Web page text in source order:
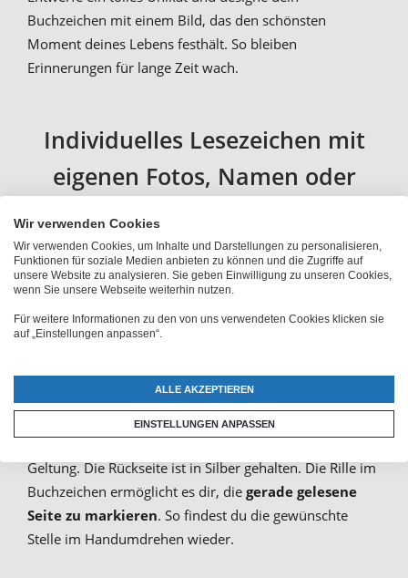
Buchzeichen mit einem Bild, das den schönsten
Moment deines Lebens festhält. So bleiben
Erinnerungen für lange Zeit wach.
Individuelles Lesezeichen mit
eigenen Fotos, Namen oder
Wunschtext bedrucken
Das Foto-Lesezeichen ist bei uns in zwei verschiedenen
Größen erhältlich. Du kannst beide nach Wunsch
individuell selbst gestalten und mit Foto, Namen oder
einer Botschaft bedrucken. Das Alu-Buchzeichen mit
intensiven Farben und derhohen Druckqualität
Da das gewählte Bild auf die weiße Vorderseite gedruckt
wird, kommen die Farben deines Fotos noch besser zur
Geltung. Die Rückseite ist in Silber gehalten. Die Rille im
Buchzeichen ermöglicht es dir, die gerade gelesene
Seite zu markieren. So findest du die gewünschte
Stelle im Handumdrehen wieder.
Wir verwenden Cookies
Wir verwenden Cookies, um Inhalte und Darstellungen zu personalisieren,
Funktionen für soziale Medien anbieten zu können und die Zugriffe auf
unsere Website zu analysieren. Sie geben Einwilligung zu unseren Cookies,
wenn Sie unsere Webseite weiterhin nutzen.
Für weitere Informationen zu den von uns verwendeten Cookies klicken sie
auf „Einstellungen anpassen“.
ALLE AKZEPTIEREN
EINSTELLUNGEN ANPASSEN